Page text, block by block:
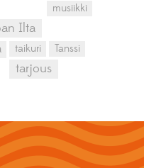
musiikki
Ilta
taikuri Tanssi
tarjous